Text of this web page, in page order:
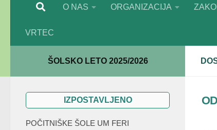
O NAS ORGANIZACIJA
VRTEC
ŠOLSKO LETO 2025/2026
IZPOSTAVLJENO
POČITNIŠKE ŠOLE UM FERI